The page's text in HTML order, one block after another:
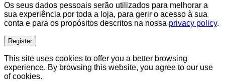
Os seus dados pessoais serão utilizados para melhorar a
sua experiência por toda a loja, para gerir o acesso à sua
conta e para os propósitos descritos na nossa privacy policy.
Register
This site uses cookies to offer you a better browsing
experience. By browsing this website, you agree to our use
of cookies.